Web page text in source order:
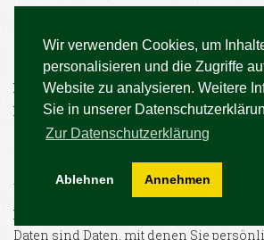
Wir verwenden Cookies, um
personalisieren und die Zugriffe
Website zu analysieren. Weitere
Sie in unserer
Zur Datenschutzerklärung
Ablehnen Annehmen
Die Betreiber dieser Seiten nehmen den
persönlichen Daten sehr ernst. Wir
personenbezogenen Daten vertraulich
der gesetzlichen
Wenn Sie diese Website benutzen,
personenbezogene Daten erhoben.
Daten sind Daten, mit denen Sie